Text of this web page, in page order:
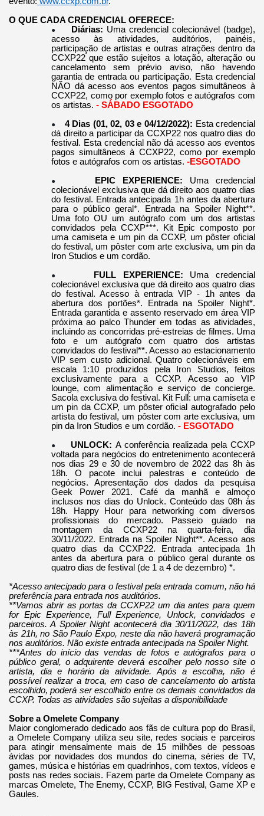
O QUE CADA CREDENCIAL OFERECE:
● Diárias: Uma credencial colecionável (badge),
acesso às atividades, auditórios, painéis,
participação de artistas e outras atrações dentro da
CCXP22 que estão sujeitos a lotação, alteração ou
cancelamento sem prévio aviso, não havendo
garantia de entrada ou participação. Esta credencial
NÃO dá acesso aos eventos pagos simultâneos à
CCXP22, como por exemplo fotos e autógrafos com
os artistas. - SÁBADO ESGOTADO
● 4 Dias (01, 02, 03 e 04/12/2022): Esta credencial
dá direito a participar da CCXP22 nos quatro dias do
festival. Esta credencial não dá acesso aos eventos
pagos simultâneos à CCXP22, como por exemplo
fotos e autógrafos com os artistas. -ESGOTADO
● EPIC EXPERIENCE: Uma credencial
colecionável exclusiva que dá direito aos quatro dias
do festival. Entrada antecipada 1h antes da abertura
para o público geral*. Entrada na Spoiler Night**.
Uma foto OU um autógrafo com um dos artistas
convidados pela CCXP***. Kit Epic composto por
uma camiseta e um pin da CCXP, um pôster oficial
do festival, um pôster com arte exclusiva, um pin da
Iron Studios e um cordão.
● FULL EXPERIENCE: Uma credencial
colecionável exclusiva que dá direito aos quatro dias
do festival. Acesso à entrada VIP - 1h antes da
abertura dos portões*. Entrada na Spoiler Night*.
Entrada garantida e assento reservado em área VIP
próxima ao palco Thunder em todas as atividades,
incluindo as concorridas pré-estreias de filmes. Uma
foto e um autógrafo com quatro dos artistas
convidados do festival**. Acesso ao estacionamento
VIP sem custo adicional. Quatro colecionáveis em
escala 1:10 produzidos pela Iron Studios, feitos
exclusivamente para a CCXP. Acesso ao VIP
lounge, com alimentação e serviço de concierge.
Sacola exclusiva do festival. Kit Full: uma camiseta e
um pin da CCXP, um pôster oficial autografado pelo
artista do festival, um pôster com arte exclusiva, um
pin da Iron Studios e um cordão. - ESGOTADO
● UNLOCK: A conferência realizada pela CCXP
voltada para negócios do entretenimento acontecerá
nos dias 29 e 30 de novembro de 2022 das 8h às
18h. O pacote inclui palestras e conteúdo de
negócios. Apresentação dos dados da pesquisa
Geek Power 2021. Café da manhã e almoço
inclusos nos dias do Unlock. Conteúdo das 08h às
18h. Happy Hour para networking com diversos
profissionais do mercado. Passeio guiado na
montagem da CCXP22 na quarta-feira, dia
30/11/2022. Entrada na Spoiler Night**. Acesso aos
quatro dias da CCXP22. Entrada antecipada 1h
antes da abertura para o público geral durante os
quatro dias de festival (de 1 a 4 de dezembro) *.
*Acesso antecipado para o festival pela entrada comum, não há
preferência para entrada nos auditórios.
**Vamos abrir as portas da CCXP22 um dia antes para quem
for Epic Experience, Full Experience, Unlock, convidados e
parceiros. A Spoiler Night acontecerá dia 30/11/2022, das 18h
às 21h, no São Paulo Expo, neste dia não haverá programação
nos auditórios. Não existe entrada antecipada na Spoiler Night.
***Antes do início das vendas de fotos e autógrafos para o
público geral, o adquirente deverá escolher pelo nosso site o
artista, dia e horário da atividade. Após a escolha, não é
possível realizar a troca, em caso de cancelamento do artista
escolhido, poderá ser escolhido entre os demais convidados da
CCXP. Todas as atividades são sujeitas a disponibilidade
Sobre a Omelete Company
Maior conglomerado dedicado aos fãs de cultura pop do Brasil,
a Omelete Company utiliza seu site, redes sociais e parceiros
para atingir mensalmente mais de 15 milhões de pessoas
ávidas por novidades dos mundos do cinema, séries de TV,
games, música e histórias em quadrinhos, com textos, vídeos e
posts nas redes sociais. Fazem parte da Omelete Company as
marcas Omelete, The Enemy, CCXP, BIG Festival, Game XP e
Gaules.